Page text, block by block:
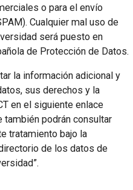
o para el envío
Cualquier mal uso de
será puesto en
de Protección de Datos.
la información adicional y
sus derechos y la
en el siguiente enlace
también podrán consultar
tratamiento bajo la
de los datos de